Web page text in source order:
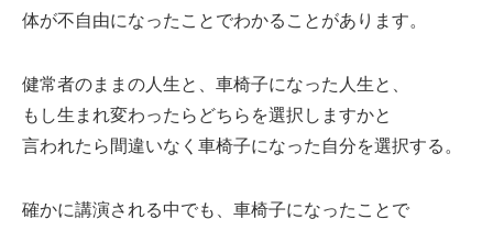
体が不自由になったことでわかることがあります。
健常者のままの人生と、車椅子になった人生と、
もし生まれ変わったらどちらを選択しますかと
言われたら間違いなく車椅子になった自分を選択する。
確かに講演される中でも、車椅子になったことで